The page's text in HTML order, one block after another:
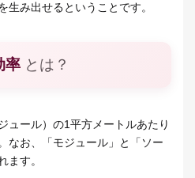
生み出せるということです。
率 とは？
ュール）の1平方メートルあたり
なお、「モジュール」と「ソー
ます。